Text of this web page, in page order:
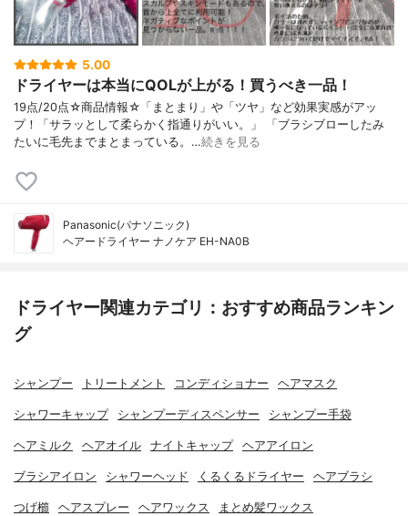
5.00
ドライヤーは本当にQOLが上がる！買うべき一品！
19点/20点☆商品情報☆「まとまり」や「ツヤ」など効果実感がアッ
プ！「サラッとして柔らかく指通りがいい。」 「ブラシブローしたみ
たいに毛先までまとまっている。…続きを見る
Panasonic(パナソニック)
ヘアードライヤー ナノケア EH-NA0B
ドライヤー関連カテゴリ：おすすめ商品ランキン
グ
シャンプー トリートメント コンディショナー ヘアマスク
シャワーキャップ シャンプーディスペンサー シャンプー手袋
ヘアミルク ヘアオイル ナイトキャップ ヘアアイロン
ブラシアイロン シャワーヘッド くるくるドライヤー ヘアブラシ
つげ櫛 ヘアスプレー ヘアワックス まとめ髪ワックス